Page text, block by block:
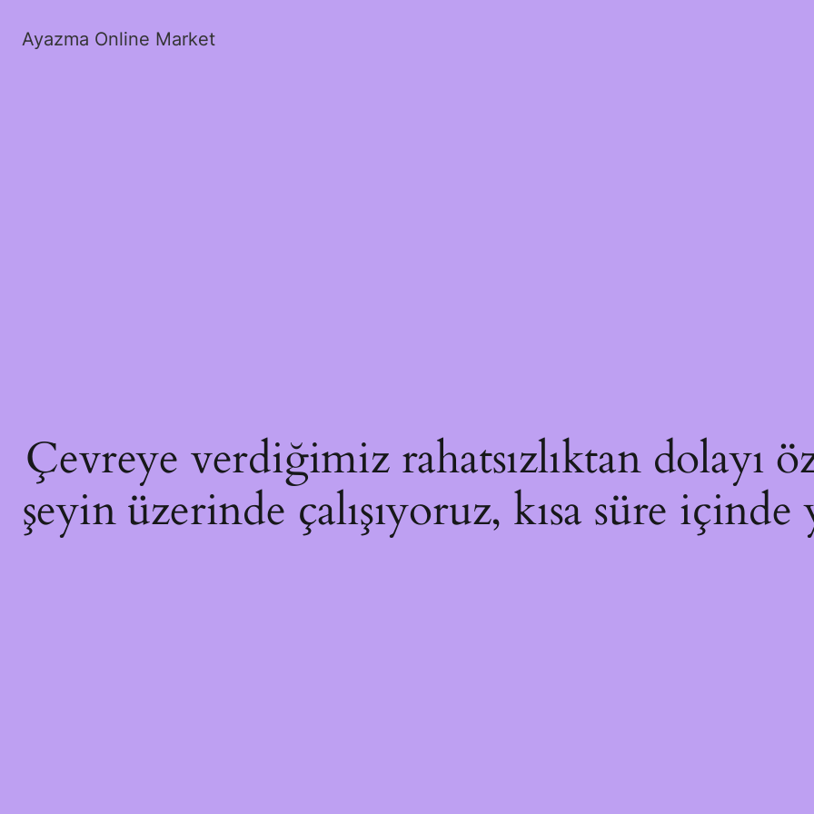
Ayazma Online Market
Çevreye verdiğimiz rahatsızlıktan dolayı
şeyin üzerinde çalışıyoruz, kısa süre